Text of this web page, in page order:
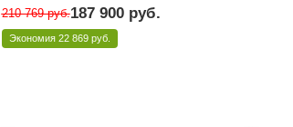
Под заказ 10 дней
Арт.: VEN-CM4T1-5-SET D-gray
210 769руб.187 900руб.
Экономия 22 869 руб.